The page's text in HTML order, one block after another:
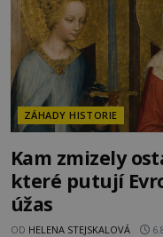
ZÁHADY HISTORIE
Kam zmizely
které putují
úžas
OD HELENA STEJSKALOVÁ